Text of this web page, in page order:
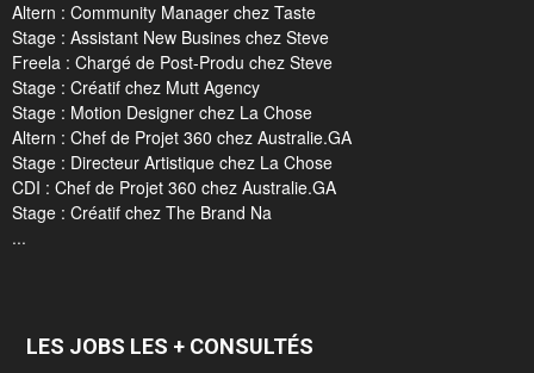
Altern : Community Manager chez Taste
Stage : Assistant New Busines chez Steve
Freela : Chargé de Post-Produ chez Steve
Stage : Créatif chez Mutt Agency
Stage : Motion Designer chez La Chose
Altern : Chef de Projet 360 chez Australie.GA
Stage : Directeur Artistique chez La Chose
CDI : Chef de Projet 360 chez Australie.GA
Stage : Créatif chez The Brand Na
...
LES JOBS LES + CONSULTÉS